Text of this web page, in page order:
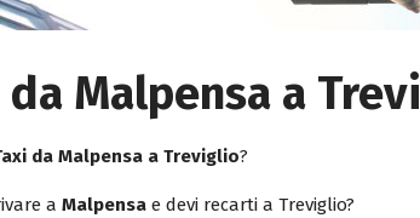
da Malpensa a
da Malpensa a Treviglio?
a Malpensa e devi recarti a Treviglio?